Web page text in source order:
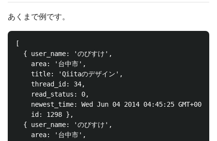
あくまで例です。
[
  { user_name: 'のびすけ',
    area: '台中市',
    title: 'Qiitaのデザイン',
    thread_id: 34,
    read_status: 0,
newest_time: Wed Jun 04 2014 04:45:25 GMT+0000
    id: 1298 },
  { user_name: 'のびすけ',
    area: '台中市',